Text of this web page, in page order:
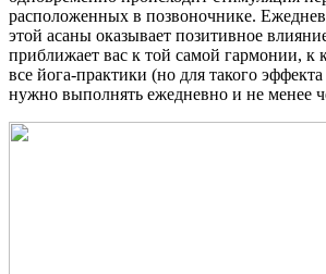
расположенных в позвоночнике.
этой асаны оказывает позитивное
приближает вас к той самой гармонии, к
все йога-практики (но для такого
нужно выполнять ежедневно и не менее